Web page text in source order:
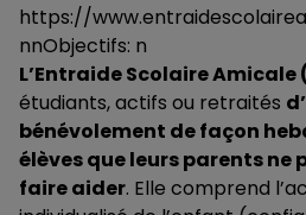
https://
nnObjectifs: n
L’Entraide Scolaire Amicale
étudiants, actifs ou retraités
bénévolement de façon
élèves que leurs parents ne
faire aider. Elle comprend